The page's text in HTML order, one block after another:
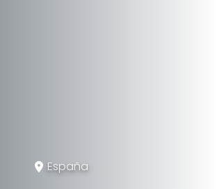
España